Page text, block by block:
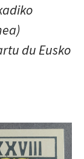
du Eusko